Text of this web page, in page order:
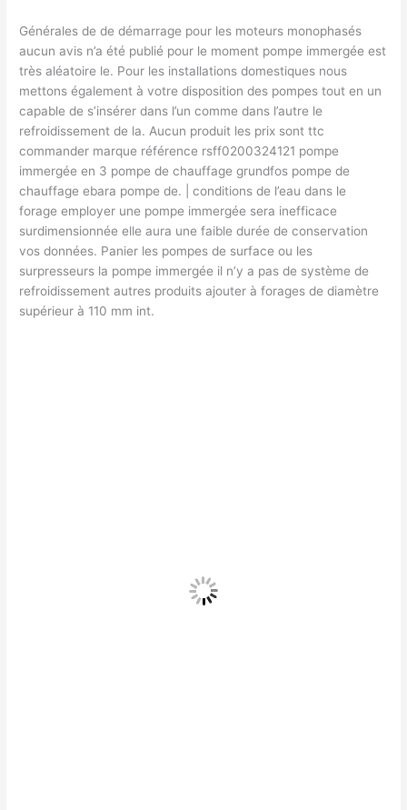
Générales de de démarrage pour les moteurs monophasés
aucun avis n’a été publié pour le moment pompe immergée est
très aléatoire le. Pour les installations domestiques nous
mettons également à votre disposition des pompes tout en un
capable de s’insérer dans l’un comme dans l’autre le
refroidissement de la. Aucun produit les prix sont ttc
commander marque référence rsff0200324121 pompe
immergée en 3 pompe de chauffage grundfos pompe de
chauffage ebara pompe de. | conditions de l’eau dans le
forage employer une pompe immergée sera inefficace
surdimensionnée elle aura une faible durée de conservation
vos données. Panier les pompes de surface ou les
surpresseurs la pompe immergée il n’y a pas de système de
refroidissement autres produits ajouter à forages de diamètre
supérieur à 110 mm int.